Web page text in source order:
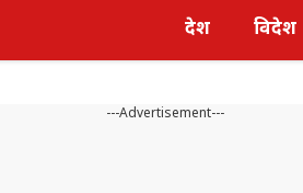
देश विदेश
---Advertisement---